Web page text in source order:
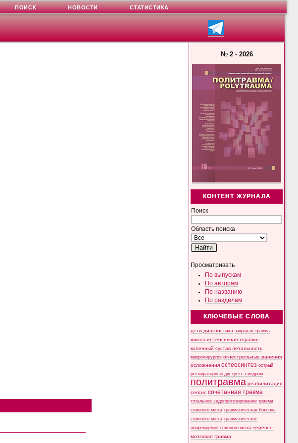
№ 2 - 2026
КОНТЕНТ ЖУРНАЛА
Поиск
Область поиска
Просматривать
По выпускам
По авторам
По названию
По разделам
КЛЮЧЕВЫЕ СЛОВА
дети диагностика закрытая травма
живота интенсивная терапия
коленный сустав летальность
микрохирургия огнестрельные ранения
осложнения остеосинтез острый
респираторный дистресс-синдром
политравма реабилитация
сепсис сочетанная травма
тотальное эндопротезирование травма
спинного мозга травматическая болезнь
спинного мозга травматическое
повреждение спинного мозга черепно-
мозговая травма
ПОИСК НОВОСТИ СТАТИСТИКА